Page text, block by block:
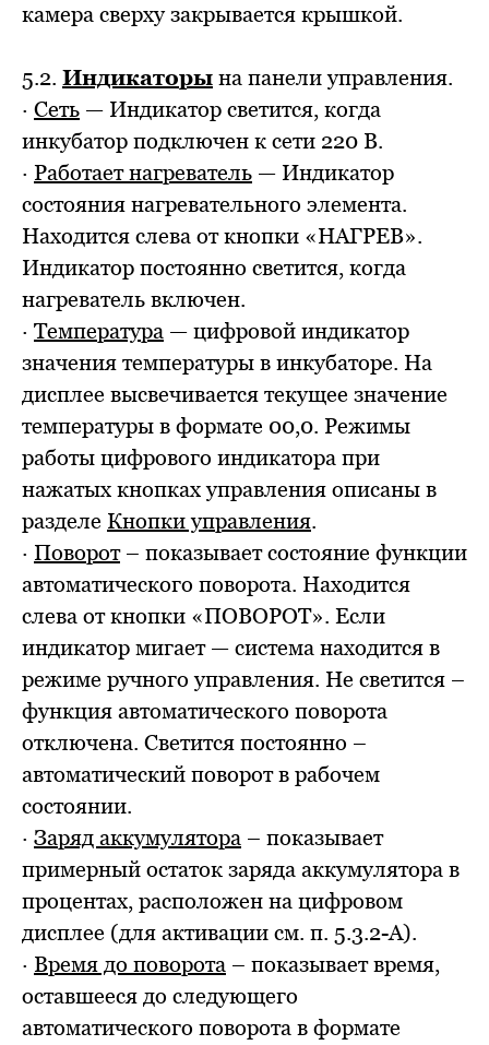
камера сверху закрывается крышкой.
5.2. Индикаторы на панели управления.
· Сеть — Индикатор светится, когда
инкубатор подключен к сети 220 В.
· Работает нагреватель — Индикатор
состояния нагревательного элемента.
Находится слева от кнопки «НАГРЕВ».
Индикатор постоянно светится, когда
нагреватель включен.
· Температура — цифровой индикатор
значения температуры в инкубаторе. На
дисплее высвечивается текущее значение
температуры в формате 00,0. Режимы
работы цифрового индикатора при
нажатых кнопках управления описаны в
разделе Кнопки управления.
· Поворот– показывает состояние функции
автоматического поворота. Находится
слева от кнопки «ПОВОРОТ». Если
индикатор мигает — система находится в
режиме ручного управления. Не светится –
функция автоматического поворота
отключена. Светится постоянно –
автоматический поворот в рабочем
состоянии.
· Заряд аккумулятора – показывает
примерный остаток заряда аккумулятора в
процентах, расположен на цифровом
дисплее (для активации см. п. 5.3.2-А).
· Время до поворота – показывает время,
оставшееся до следующего
автоматического поворота в формате